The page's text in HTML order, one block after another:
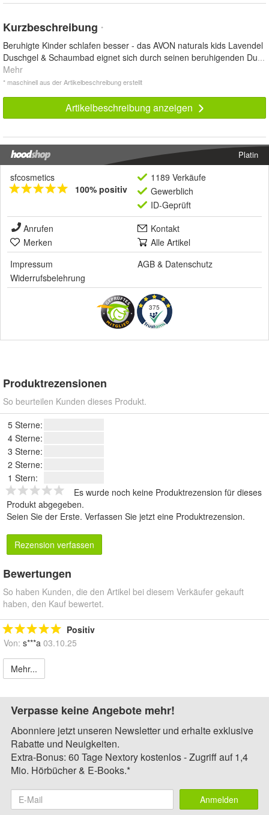
Kurzbeschreibung *
Beruhigte Kinder schlafen besser - das AVON naturals kids Lavendel
Duschgel & Schaumbad eignet sich durch seinen beruhigenden Du...
Mehr
* maschinell aus der Artikelbeschreibung erstellt
Artikelbeschreibung anzeigen
Platin
sfcosmetics
100% positiv
1189 Verkäufe
Gewerblich
ID-Geprüft
Anrufen
Kontakt
Merken
Alle Artikel
Impressum
AGB & Datenschutz
Widerrufsbelehrung
375
Produktrezensionen
So beurteilen Kunden dieses Produkt.
5 Sterne:
4 Sterne:
3 Sterne:
2 Sterne:
1 Stern:
Es wurde noch keine Produktrezension für dieses
Produkt abgegeben.
Seien Sie der Erste. Verfassen Sie jetzt eine Produktrezension.
Rezension verfassen
Bewertungen
So haben Kunden, die den Artikel bei diesem Verkäufer gekauft
haben, den Kauf bewertet.
Positiv
Von: s***a 03.10.25
Mehr...
Verpasse keine Angebote mehr!
Abonniere jetzt unseren Newsletter und erhalte exklusive
Rabatte und Neuigkeiten.
Extra-Bonus: 60 Tage Nextory kostenlos - Zugriff auf 1,4
Mio. Hörbücher & E-Books.*
Anmelden